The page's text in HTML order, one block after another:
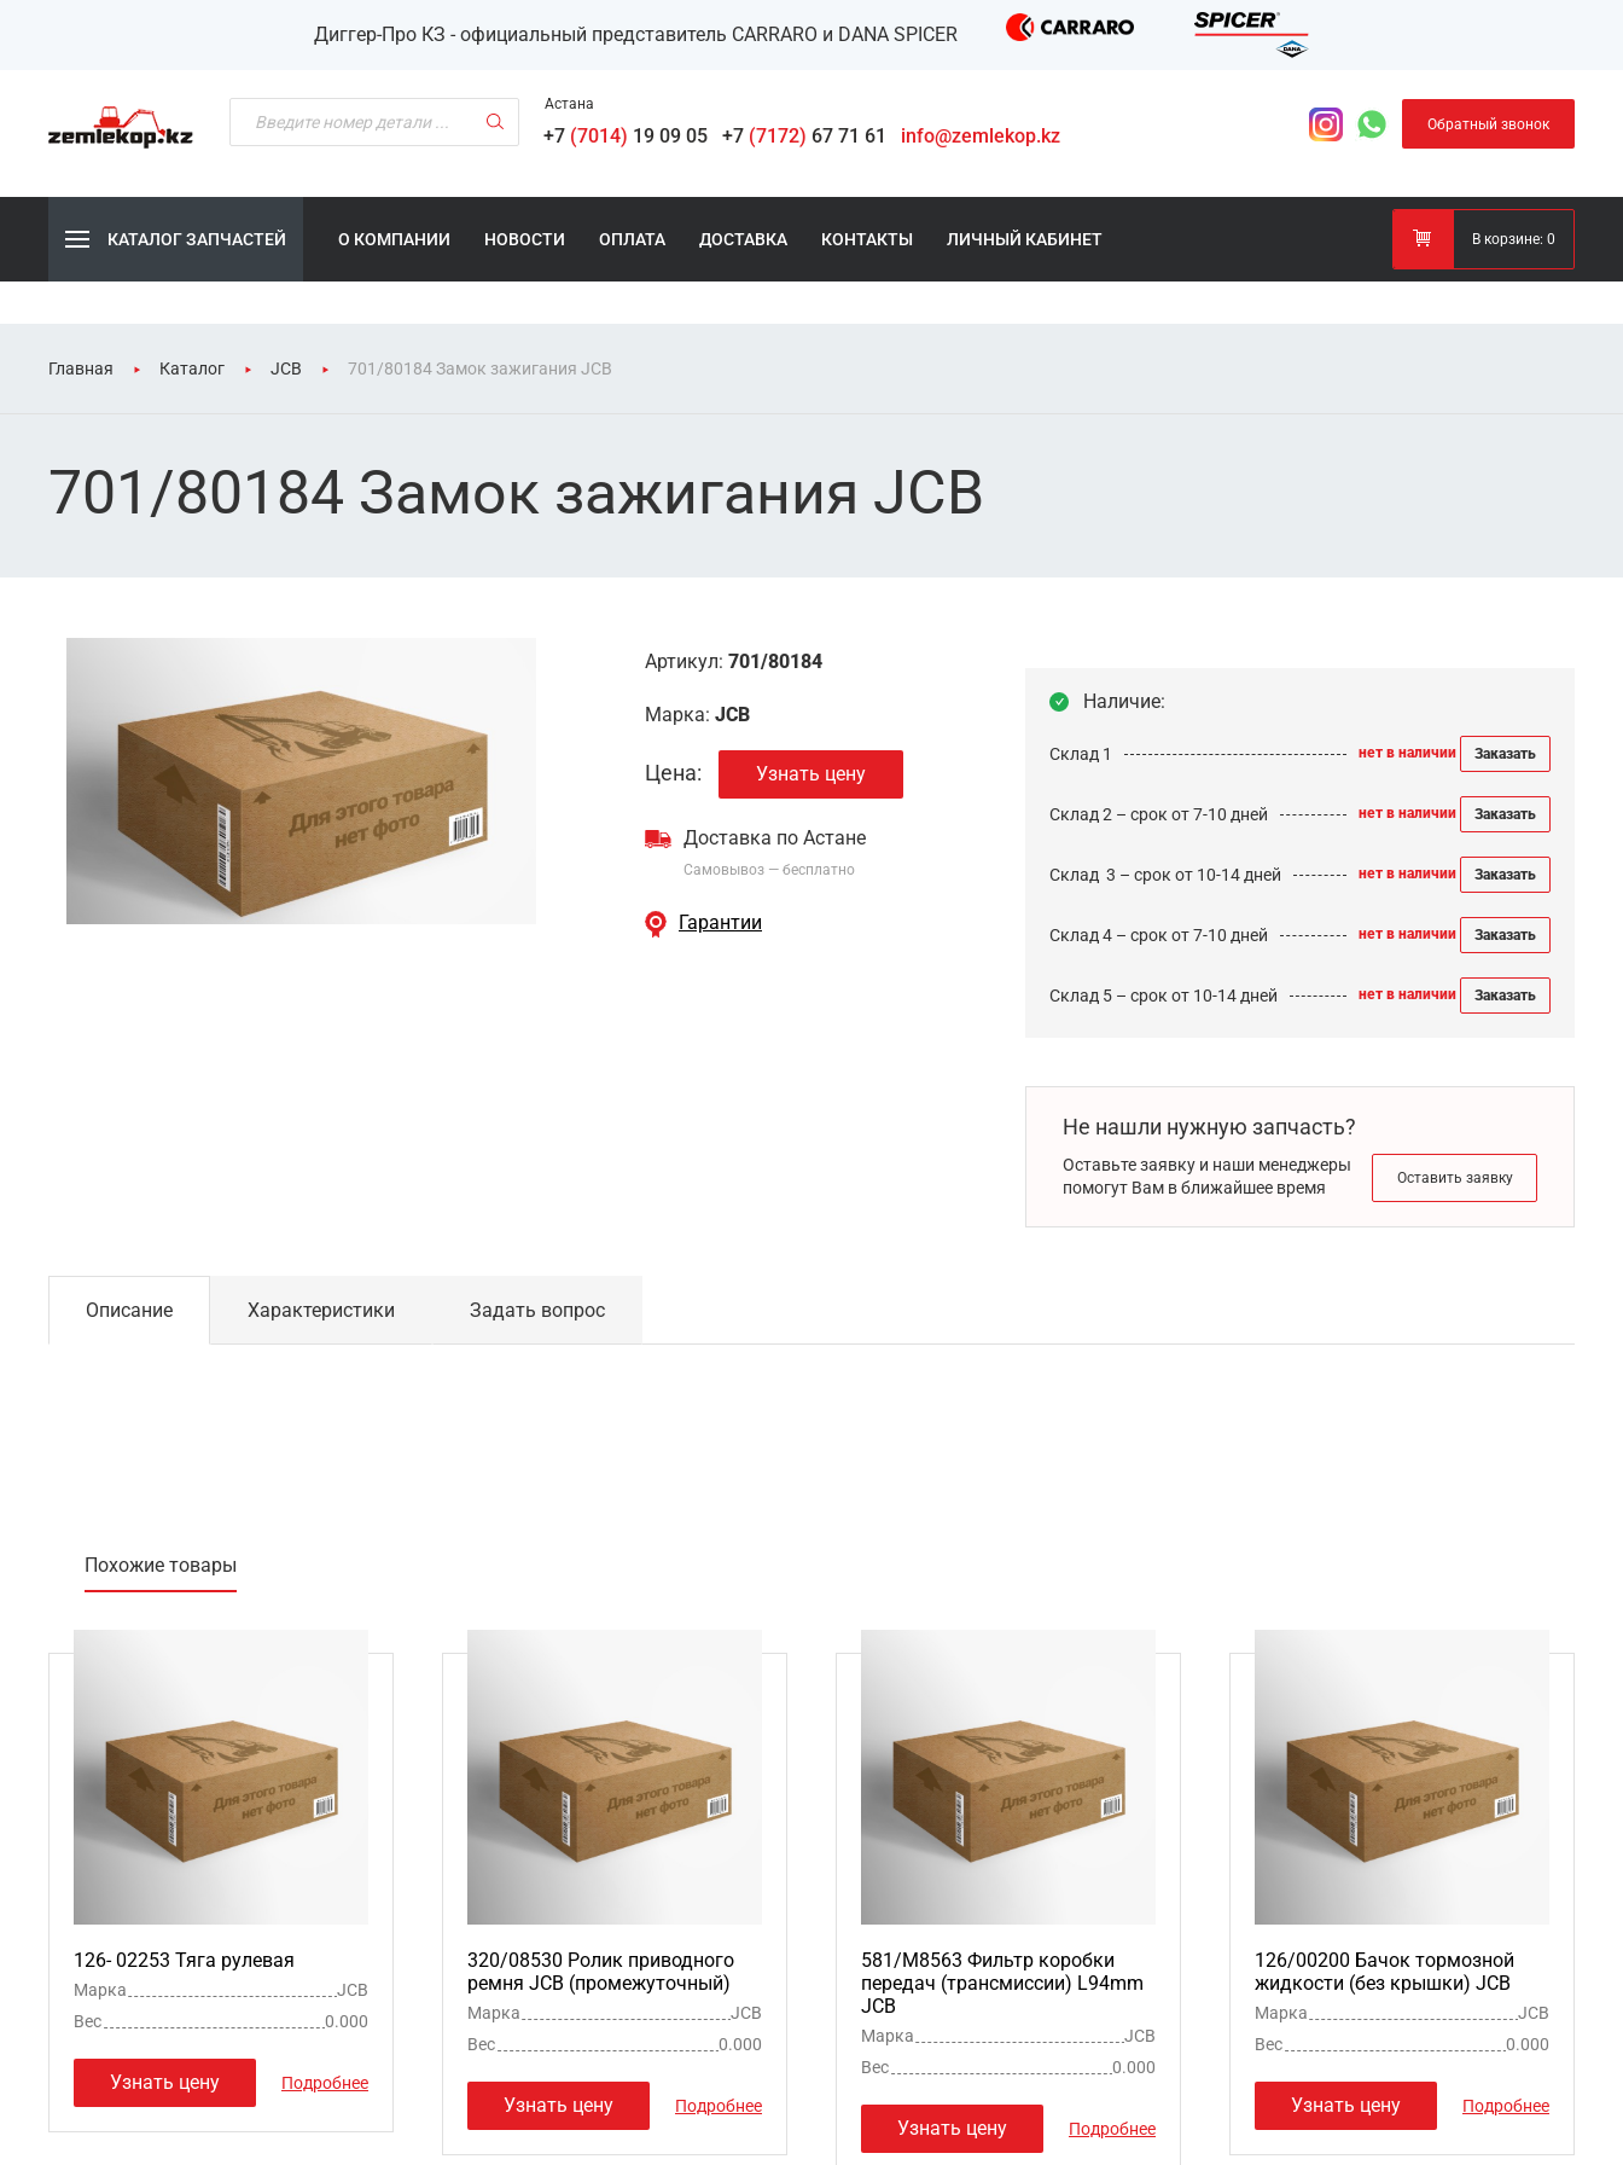
Диггер-Про КЗ - официальный представитель CARRARO и DANA SPICER
Астана
+7 (7014) 19 09 05 +7 (7172) 67 71 61 info@zemlekop.kz Обратный звонок
КАТАЛОГ ЗАПЧАСТЕЙ О КОМПАНИИ НОВОСТИ ОПЛАТА ДОСТАВКА КОНТАКТЫ ЛИЧНЫЙ КАБИНЕТ В корзине: 0
Главная Каталог JCB 701/80184 Замок зажигания JCB
701/80184 Замок зажигания JCB
Артикул: 701/80184
Марка: JCB
Цена: Узнать цену
Доставка по Астане
Самовывоз — бесплатно
Гарантии
Наличие:
Склад 1 нет в наличии Заказать
Склад 2 – срок от 7-10 дней нет в наличии Заказать
Cклад 3 – срок от 10-14 дней нет в наличии Заказать
Склад 4 – срок от 7-10 дней нет в наличии Заказать
Склад 5 – срок от 10-14 дней нет в наличии Заказать
Не нашли нужную запчасть?
Оставьте заявку и наши менеджеры
помогут Вам в ближайшее время
Оставить заявку
Описание Характеристики Задать вопрос
Похожие товары
126- 02253 Тяга рулевая
Марка
JCB
Вес
0.000
Узнать цену Подробнее
320/08530 Ролик приводного
ремня JCB (промежуточный)
Марка
JCB
Вес
0.000
Узнать цену Подробнее
581/M8563 Фильтр коробки
передач (трансмиссии) L94mm
JCB
Марка
JCB
Вес
0.000
Узнать цену Подробнее
126/00200 Бачок тормозной
жидкости (без крышки) JCB
Марка
JCB
Вес
0.000
Узнать цену Подробнее